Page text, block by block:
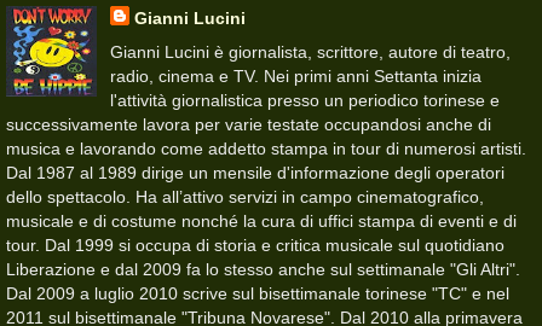
Gianni Lucini
Gianni Lucini è giornalista, scrittore, autore di teatro,
radio, cinema e TV. Nei primi anni Settanta inizia
l'attività giornalistica presso un periodico torinese e
successivamente lavora per varie testate occupandosi anche di
musica e lavorando come addetto stampa in tour di numerosi artisti.
Dal 1987 al 1989 dirige un mensile d'informazione degli operatori
dello spettacolo. Ha all’attivo servizi in campo cinematografico,
musicale e di costume nonché la cura di uffici stampa di eventi e di
tour. Dal 1999 si occupa di storia e critica musicale sul quotidiano
Liberazione e dal 2009 fa lo stesso anche sul settimanale "Gli Altri".
Dal 2009 a luglio 2010 scrive sul bisettimanale torinese "TC" e nel
2011 sul bisettimanale "Tribuna Novarese". Dal 2010 alla primavera